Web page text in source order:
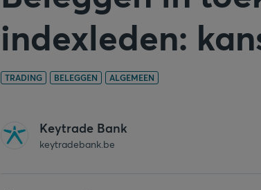
indexleden:
TRADING BELEGGEN ALGEMEEN
Keytrade Bank
keytradebank.be